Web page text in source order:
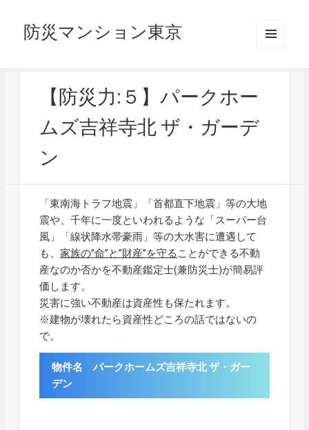
防災マンション東京
【防災力:５】パークホー
ムズ吉祥寺北 ザ・ガーデ
ン
「東南海トラフ地震」「首都直下地震」等の大地
震や、千年に一度といわれるような「スーパー台
風」「線状降水帯豪雨」等の大水害に遭遇して
も、家族の”命”と”財産”を守る ことができる不動
産なのか否かを不動産鑑定士(兼防災士)が簡易評
価します。
災害に強い不動産は資産性も保たれます。
※建物が壊れたら資産性どころの話ではないの
で。
物件名 パークホームズ吉祥寺北 ザ・ガー
デン